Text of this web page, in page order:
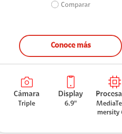
Comparar
Conoce más
Cámara
Triple
Display
6.9"
mersity